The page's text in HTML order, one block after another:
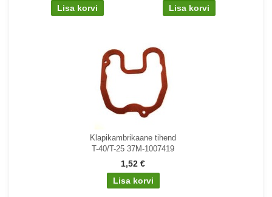
Klapikambrikaane tihend
T-40/T-25 37M-1007419
1,52 €